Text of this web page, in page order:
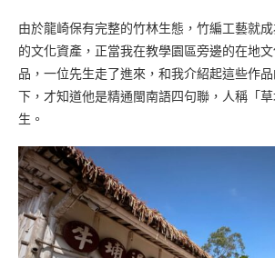
由於龍崎保有完整的竹林生態，竹編工藝就
的文化資產，正當我在教學園區旁邊的在地
品，一位先生走了進來，和我介紹起這些作
下，才知道他是精通閩南語四句聯，人稱「
生。